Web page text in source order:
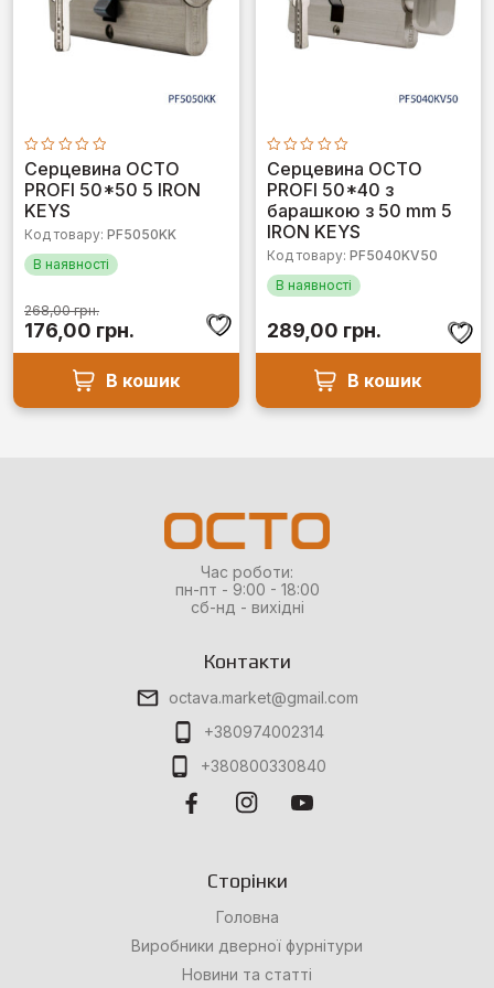
Оцінено
в
0
з
5
Серцевина OCTO
PROFI 50*50 5 IRON
KEYS
Код товару: PF5050KK
В наявності
268,00грн.
Оригінальна
ціна:
268,00 грн..
176,00 грн. Поточна
ціна:
176,00 грн..
В кошик
Оцінено
в
0
з
5
Серцевина OCTO
PROFI 50*40 з
барашкою з 50 mm 5
IRON KEYS
Код товару: PF5040KV50
В наявності
289,00 грн.
В кошик
Час роботи:
пн-пт - 9:00 - 18:00
сб-нд - вихідні
Контакти
octava.market@gmail.com
+380974002314
+380800330840
Сторінки
Головна
Виробники дверної фурнітури
Новини та статті